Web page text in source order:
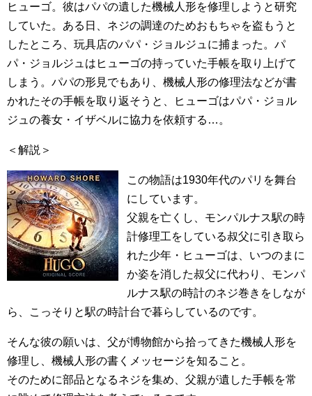
ヒューゴ。彼はパパの遺した機械人形を修理しようと研究
していた。ある日、ネジの調達のためおもちゃを盗もうと
したところ、玩具店のパパ・ジョルジュに捕まった。パ
パ・ジョルジュはヒューゴの持っていた手帳を取り上げて
しまう。パパの形見でもあり、機械人形の修理法などが書
かれたその手帳を取り返そうと、ヒューゴはパパ・ジョル
ジュの養女・イザベルに協力を依頼する…。
＜解説＞
この物語は1930年代のパリを舞台
にしています。
父親を亡くし、モンパルナス駅の時
計修理工をしている叔父に引き取ら
れた少年・ヒューゴは、いつのまに
か姿を消した叔父に代わり、モンパ
ルナス駅の時計のネジ巻きをしなが
ら、こっそりと駅の時計台で暮らしているのです。
そんな彼の願いは、父が博物館から拾ってきた機械人形を
修理し、機械人形の書くメッセージを知ること。
そのために部品となるネジを集め、父親が遺した手帳を常